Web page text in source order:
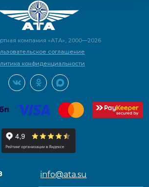
компания «АТА», 2000—2026
соглашение
конфиденциальности
info@ata.su